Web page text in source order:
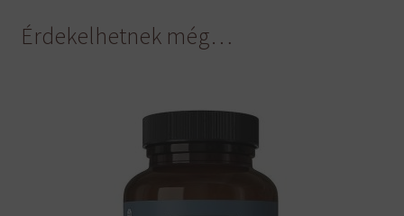
Érdekelhetnek még…